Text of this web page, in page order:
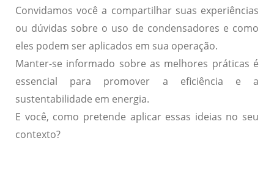
Convidamos você a compartilhar suas experiências
ou dúvidas sobre o uso de condensadores e como
eles podem ser aplicados em sua operação.
Manter-se informado sobre as melhores práticas é
essencial para promover a eficiência e a
sustentabilidade em energia.
E você, como pretende aplicar essas ideias no seu
contexto?